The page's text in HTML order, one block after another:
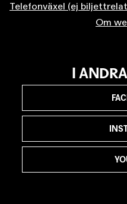
Telefonväxel (ej
Om
I